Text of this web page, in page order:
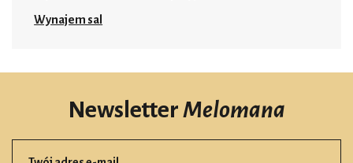
Wynajem sal
NewsletterMelomana